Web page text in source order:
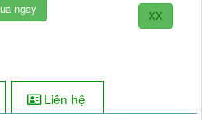
ngay XX
Liên hệ